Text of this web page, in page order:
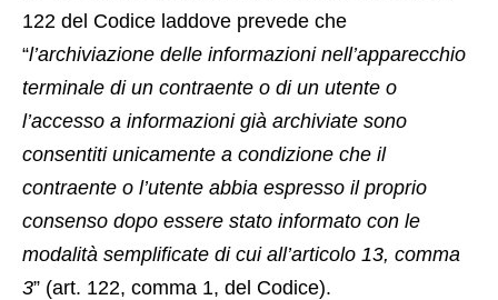
122 del Codice laddove prevede che
“l’archiviazione delle informazioni nell’apparecchio
terminale di un contraente o di un utente o
l’accesso a informazioni già archiviate sono
consentiti unicamente a condizione che il
contraente o l’utente abbia espresso il proprio
consenso dopo essere stato informato con le
modalità semplificate di cui all’articolo 13, comma
3” (art. 122, comma 1, del Codice).